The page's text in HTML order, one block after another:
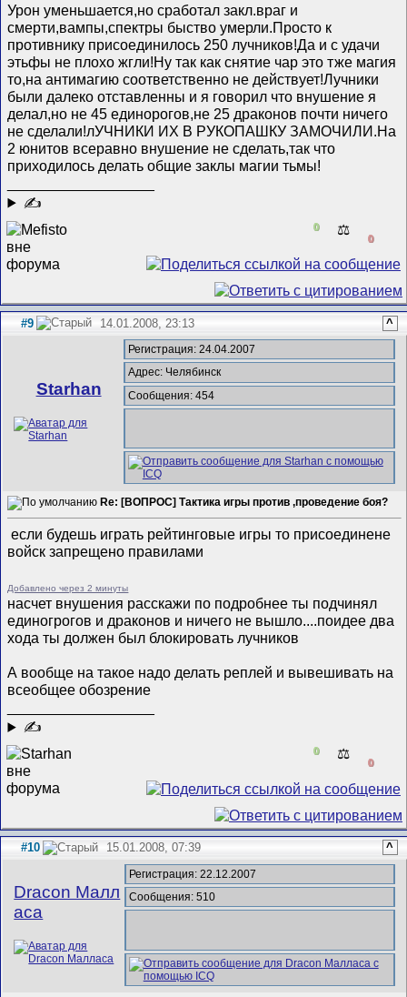
Урон уменьшается,но сработал закл.враг и
смерти,вампы,спектры быство умерли.Просто к
противнику присоединилось 250 лучников!Да и с удачи
этьфы не плохо жгли!Ну так как снятие чар это тже магия
то,на антимагию соответственно не действует!Лучники
были далеко отставленны и я говорил что внушение я
делал,но не 45 единорогов,не 25 драконов почти ничего
не сделали!лУЧНИКИ ИХ В РУКОПАШКУ ЗАМОЧИЛИ.На
2 юнитов всеравно внушение не сделать,так что
приходилось делать общие заклы магии тьмы!
✍
0 ⚖️
0
#9 14.01.2008, 23:13 ^
Starhan
Регистрация: 24.04.2007
Адрес: Челябинск
Сообщения: 454
Re: [ВОПРОС] Тактика игры против ,проведение боя?
если будешь играть рейтинговые игры то присоединене
войск запрещено правилами
Добавлено через 2 минуты
насчет внушения расскажи по подробнее ты подчинял
единогрогов и драконов и ничего не вышло....поидее два
хода ты должен был блокировать лучников
А вообще на такое надо делать реплей и вывешивать на
всеобщее обозрение
✍
0 ⚖️
0
#10 15.01.2008, 07:39 ^
Dracon Малл
аса
Регистрация: 22.12.2007
Сообщения: 510